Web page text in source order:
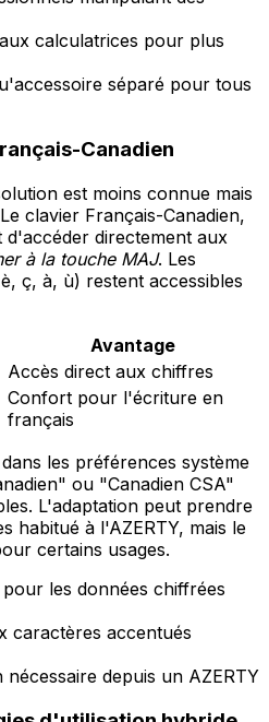
calculatrices pour plus
séparé pour tous
Canadien
est moins connue mais
clavier Français-Canadien,
d'accéder directement aux
à la touche MAJ. Les
ç, à, ù) restent accessibles
Avantage
Accès direct aux chiffres
Confort pour l'écriture en
français
les préférences système
ou "Canadien CSA"
L'adaptation peut prendre
habitué à l'AZERTY, mais le
certains usages.
les données chiffrées
caractères accentués
nécessaire depuis un AZERTY